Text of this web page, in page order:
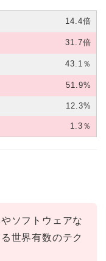
14.4倍
31.7倍
43.1％
51.9%
12.3%
1.3％
ソフトウェアな
世界有数のテク